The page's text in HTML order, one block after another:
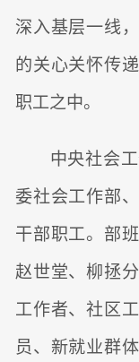
深入基层一线
的关心关怀传
职工之中。
中央社会
委社会工作部
干部职工。部
赵世堂、柳拯
工作者、社区
员、新就业群